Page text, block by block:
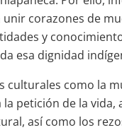
unir corazones de
y
esa dignidad
culturales como la
petición de la vida,
así como los